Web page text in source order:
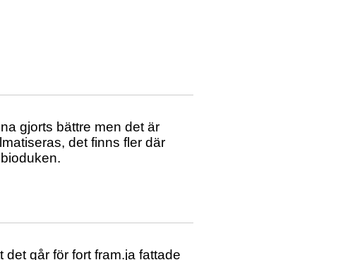
gjorts bättre men det är
det finns fler där
går för fort fram.ja fattade